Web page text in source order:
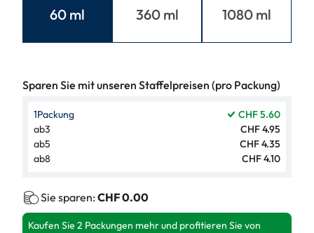
60 ml 360 ml 1080 ml
Sparen Sie mit unseren Staffelpreisen (pro Packung)
1Packung
CHF 5.60
ab3
CHF 4.95
ab5
CHF 4.35
ab8 CHF 4.10
Sie sparen: CHF 0.00
Kaufen Sie 2 Packungen mehr und profitieren Sie von